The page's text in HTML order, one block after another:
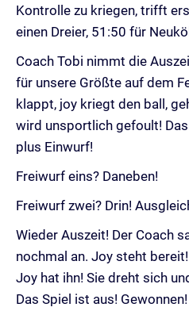
Kontrolle zu kriegen, trifft
einen Dreier, 51:50 für
Coach Tobi nimmt die
für unsere Größte auf dem
klappt, joy kriegt den ball,
wird unsportlich gefoult!
plus Einwurf!
Freiwurf eins? Daneben!
Freiwurf zwei? Drin!
Wieder Auszeit! Der Coach
nochmal an. Joy steht
Joy hat ihn! Sie dreht sich
Das Spiel ist aus!